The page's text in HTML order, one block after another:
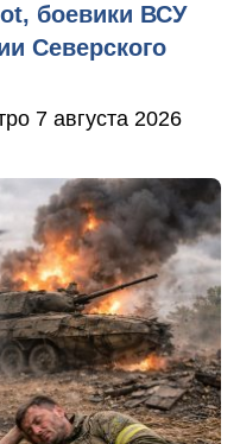
боевики ВСУ
Северского
7 августа 2026